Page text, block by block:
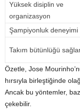
Yüksek disiplin ve
organizasyon
Şampiyonluk deneyimi
Takım bütünlüğü
Özetle, Jose
hırsıyla birleştiğinde
Ancak bu yöntemler,
çekebilir.